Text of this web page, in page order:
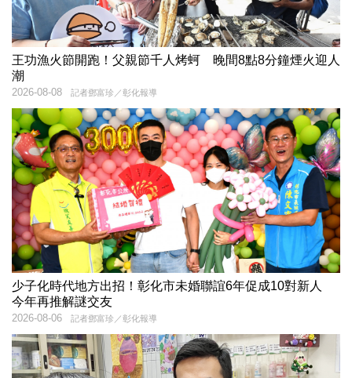
王功漁火節開跑！父親節千人烤蚵 晚間8點8分鐘煙火迎人
潮
記者鄧富珍／彰化報導
2026-08-08
少子化時代地方出招！彰化市未婚聯誼6年促成10對新人
今年再推解謎交友
記者鄧富珍／彰化報導
2026-08-06